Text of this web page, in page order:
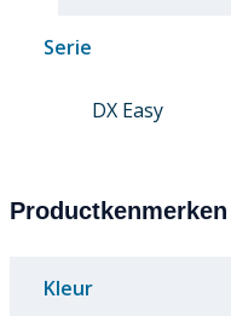
Serie
DX Easy
Productkenmerken
Kleur